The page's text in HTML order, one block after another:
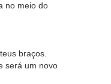
no meio do
braços.
será um novo